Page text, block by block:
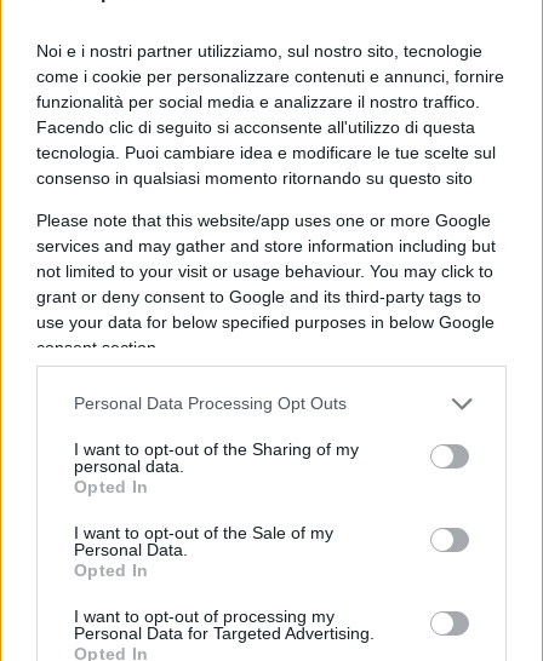
Noi e i nostri partner utilizziamo, sul nostro sito, tecnologie
come i cookie per personalizzare contenuti e annunci, fornire
funzionalità per social media e analizzare il nostro traffico.
Facendo clic di seguito si acconsente all'utilizzo di questa
tecnologia. Puoi cambiare idea e modificare le tue scelte sul
consenso in qualsiasi momento ritornando su questo sito
Please note that this website/app uses one or more Google
services and may gather and store information including but
not limited to your visit or usage behaviour. You may click to
grant or deny consent to Google and its third-party tags to
use your data for below specified purposes in below Google
consent section.
Personal Data Processing Opt Outs
I want to opt-out of the Sharing of my
personal data.
Opted In
I want to opt-out of the Sale of my
Personal Data.
Opted In
I want to opt-out of processing my
Personal Data for Targeted Advertising.
Opted In
vincerlo, ma ormai la “luna di miele” col Paese era
già bella e finita. Lo perse di brutto e fece finta,
solo finta, così prendendo in giro un’altra volta gli
italiani, di adempiere alla sua reiterata promessa
di abbandonare la politica in caso di sconfitta.
Attraverso i suoi, a cominciare dalla fidataMaria
Elena Boschi
, e attraverso le persone che aveva
sistemato, perse presto ogni pudore e ricomparve
in prima fila.
perché irripetibili, e soprattutto gli italiani, capito
di che pasta era l’uomo, avevano ormai posto
altrove le loro speranze di cambiamento. Mal
anno di governo si sono ridimensionati proprio
perché anche loro legati alle poltrone e non alle
idee; ben riposte nel caso dell’altro Matteo,
Salvini, a cui qualcuno inopinatamente lo ha